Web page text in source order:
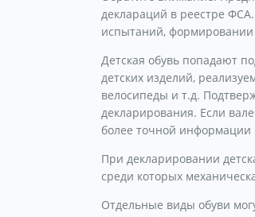
деклараций в реестре
испытаний, формировании
Детская обувь попадают
детских изделий,
велосипеды и т.д.
декларирования. Если
более точной информации
При декларировании
среди которых
Отдельные виды обуви